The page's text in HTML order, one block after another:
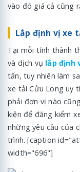
vào đó giá cả cũng
Lắp định vị xe
Tại mỗi tỉnh thành
và dịch vụ lắp định
tấn, tuy nhiên làm
xe tải Cửu Long uy
phải đơn vị nào
kiện để đăng kiểm
những yêu cầu của
trình. [caption
width="696"]